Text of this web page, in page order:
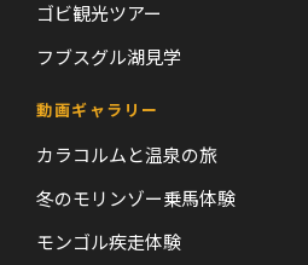
ゴビ観光ツアー
フブスグル湖見学
動画ギャラリー
カラコルムと温泉の旅
冬のモリンゾー乗馬体験
モンゴル疾走体験